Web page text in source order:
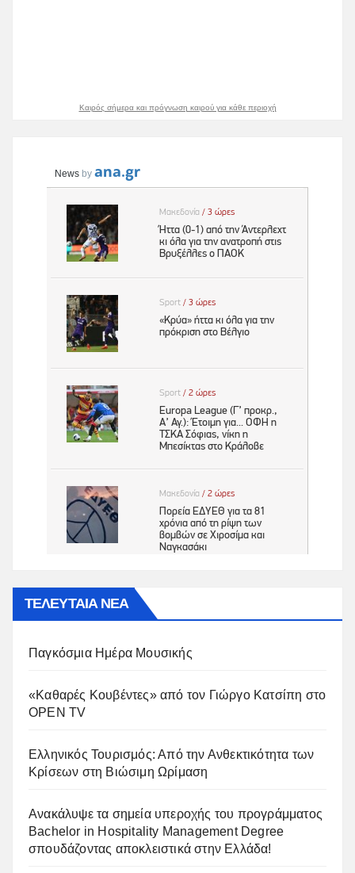
Καιρός σήμερα και πρόγνωση καιρού για κάθε περιοχή
ΤΕΛΕΥΤΑΙΑ ΝΕΑ
Παγκόσμια Ημέρα Μουσικής
«Καθαρές Κουβέντες» από τον Γιώργο Κατσίπη στο
OPEN TV
Ελληνικός Τουρισμός: Από την Ανθεκτικότητα των
Κρίσεων στη Βιώσιμη Ωρίμαση
Ανακάλυψε τα σημεία υπεροχής του προγράμματος
Bachelor in Hospitality Management Degree
σπουδάζοντας αποκλειστικά στην Ελλάδα!